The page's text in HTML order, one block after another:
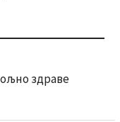
здраве